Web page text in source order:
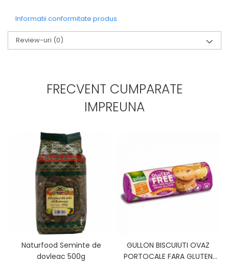
Informatii conformitate produs
Review-uri (0)
FRECVENT CUMPARATE
IMPREUNA
Naturfood Seminte de
dovleac 500g
GULLON BISCUIUTI OVAZ
PORTOCALE FARA GLUTEN